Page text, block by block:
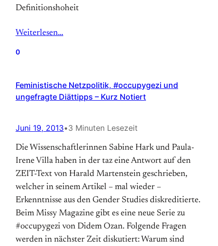
Definitionshoheit
Weiterlesen…
0
Feministische Netzpolitik, #occupygezi und
ungefragte Diättipps – Kurz Notiert
Juni 19, 2013•3 Minuten Lesezeit
Die Wissenschaftlerinnen Sabine Hark und Paula-
Irene Villa haben in der taz eine Antwort auf den
ZEIT-Text von Harald Martenstein geschrieben,
welcher in seinem Artikel – mal wieder –
Erkenntnisse aus den Gender Studies diskreditierte.
Beim Missy Magazine gibt es eine neue Serie zu
#occupygezi von Didem Ozan. Folgende Fragen
werden in nächster Zeit diskutiert: Warum sind